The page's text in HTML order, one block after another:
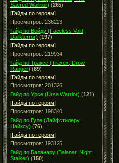
Sacred Warrior) (265)
[Гайды по героям]
Просмотров: 236223
Гайд по Войду (Faceless Void,
Darkterror) (197)
[Гайды по героям]
Просмотров: 219934
Гайд по Траксе (Traxex, Drow
Ranger) (89)
[Гайды по героям]
Просмотров: 201326
Гайд по Урсе (Ursa Warrior) (121)
[Гайды по героям]
Просмотров: 198340
Гайд по Гуле (Лайфстилеру,
Найксу) (76)
[Гайды по героям]
Просмотров: 193125
Гайд по Баланару (Balanar, Night
Stalker) (150)